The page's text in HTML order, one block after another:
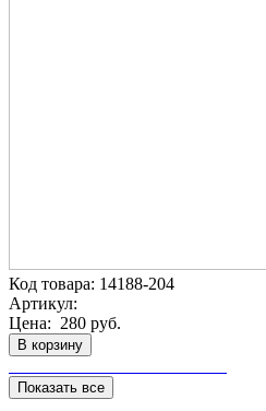
Код товара: 14188-204
Артикул:
Цена: 280 руб.
В корзину
Показать все